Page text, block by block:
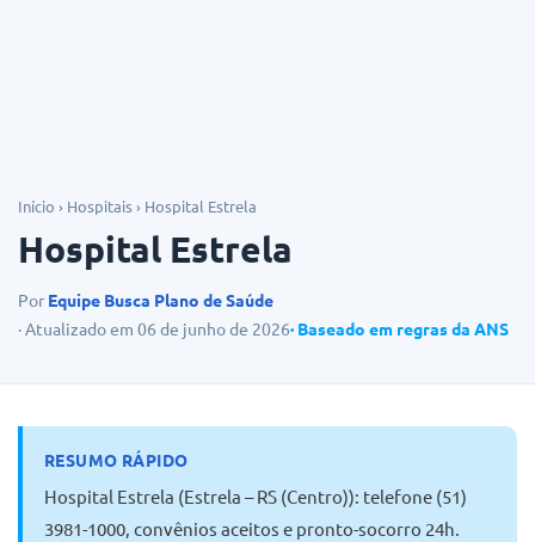
Início › Hospitais› Hospital Estrela
Hospital Estrela
Por Equipe Busca Plano de Saúde
· Atualizado em 06 de junho de 2026· Baseado em regras da ANS
RESUMO RÁPIDO
Hospital Estrela (Estrela – RS (Centro)): telefone (51)
3981-1000, convênios aceitos e pronto-socorro 24h.